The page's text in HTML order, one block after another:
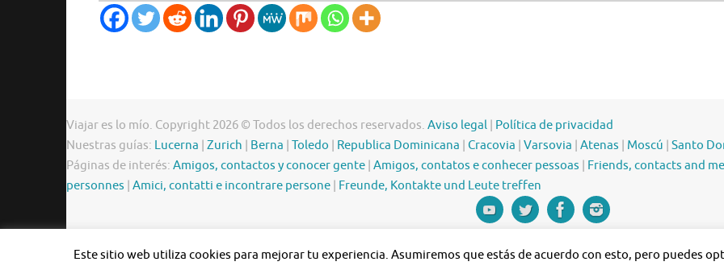
Viajar es lo mío. Copyright 2026 © Todos los derechos reservados. Aviso legal Política de privacidad
Nuestras guías: Lucerna Zurich Berna Toledo Republica Dominicana Cracovia Varsovia Atenas Moscú Santo
Páginas de interés: Amigos, contactos y conocer gente Amigos, contatos e conhecer pessoas
Friends, contacts and
personnes Amici, contatti e incontrare persone Freunde, Kontakte und Leute treffen
Este sitio web utiliza cookies para mejorar tu experiencia. Asumiremos que estás de acuerdo con esto, pero puedes